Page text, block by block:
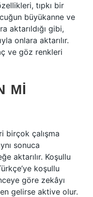
tıpkı bir
büyükanne ve
aktarıldığı gibi,
onlara aktarılır.
ve göz renkleri
MI
birçok çalışma
sonuca
aktarılır. Koşullu
koşullu
göre zekâyı
gelirse aktive olur.